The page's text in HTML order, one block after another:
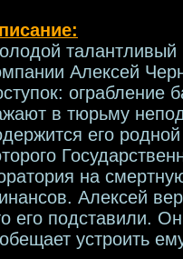
талантливый
Алексей
ограбление
в тюрьму
его
на
Алексей
его подставили.
устроить